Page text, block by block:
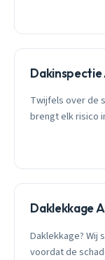
Twijfels over de
brengt elk risico
Daklekkage
Daklekkage? Wij
voordat de